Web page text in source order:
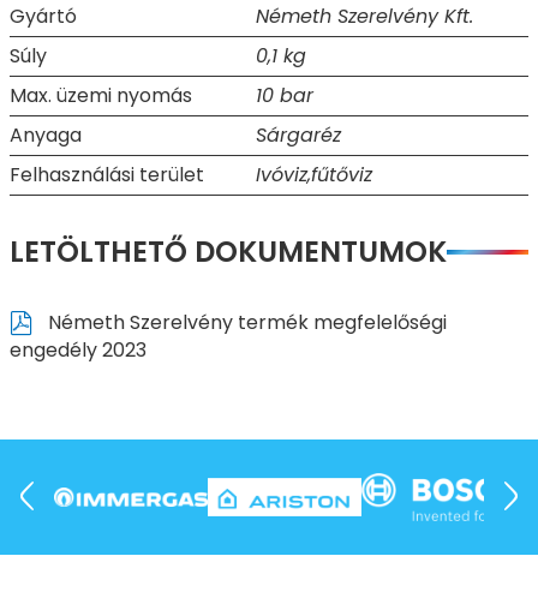
Gyártó
Németh Szerelvény Kft.
Súly
0,1 kg
Max. üzemi nyomás
10 bar
Anyaga
Sárgaréz
Felhasználási terület
Ivóviz,fűtőviz
LETÖLTHETŐ DOKUMENTUMOK
Németh Szerelvény termék megfelelőségi
engedély 2023